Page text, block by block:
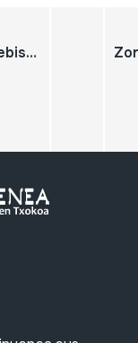
Kataluniako Telebista erreportajeak